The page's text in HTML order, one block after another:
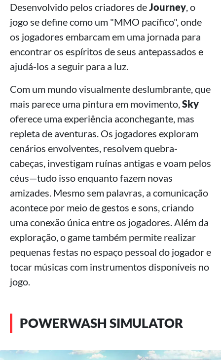
Desenvolvido pelos criadores deJourney , o
jogo se define como um "MMO pacífico", onde
os jogadores embarcam em uma jornada para
encontrar os espíritos de seus antepassados e
ajudá-los a seguir para a luz.
Com um mundo visualmente deslumbrante, que
mais parece uma pintura em movimento, Sky
oferece uma experiência aconchegante, mas
repleta de aventuras. Os jogadores exploram
cenários envolventes, resolvem quebra-
cabeças, investigam ruínas antigas e voam pelos
céus—tudo isso enquanto fazem novas
amizades. Mesmo sem palavras, a comunicação
acontece por meio de gestos e sons, criando
uma conexão única entre os jogadores. Além da
exploração, o game também permite realizar
pequenas festas no espaço pessoal do jogador e
tocar músicas com instrumentos disponíveis no
jogo.
POWERWASH SIMULATOR